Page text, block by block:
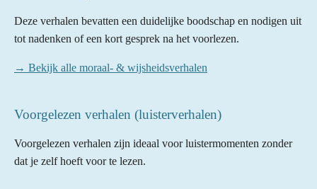
Deze verhalen bevatten een duidelijke boodschap en nodigen uit
tot nadenken of een kort gesprek na het voorlezen.
→ Bekijk alle moraal- & wijsheidsverhalen
Voorgelezen verhalen (luisterverhalen)
Voorgelezen verhalen zijn ideaal voor luistermomenten zonder
dat je zelf hoeft voor te lezen.